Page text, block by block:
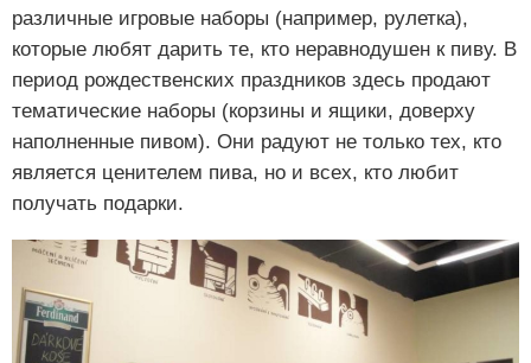
различные игровые наборы (например, рулетка),
которые любят дарить те, кто неравнодушен к пиву. В
период рождественских праздников здесь продают
тематические наборы (корзины и ящики, доверху
наполненные пивом). Они радуют не только тех, кто
является ценителем пива, но и всех, кто любит
получать подарки.